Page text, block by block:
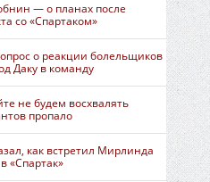
— о планах после
со «Спартаком»
о реакции болельщиков
Даку в команду
не будем восхвалять
пропало
как встретил Мирлинда
«Спартак»